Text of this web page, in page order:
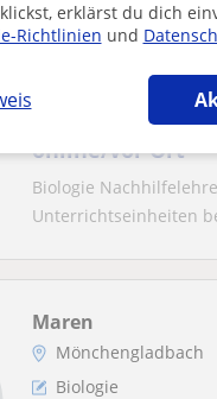
erklärst du dich
Richtlinien und
Mönchengladbach
Biologie
online/vor Ort
Biologie
Unterrichtseinheiten
Maren
Mönchengladbach
Biologie